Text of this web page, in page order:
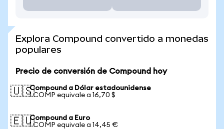
Explora Compound convertido a monedas
populares
Precio de conversión de Compound hoy
🇺🇸Compound a Dólar estadounidense
1 COMP equivale a 16,70 $
🇪🇺Compound a Euro
1 COMP equivale a 14,45 €